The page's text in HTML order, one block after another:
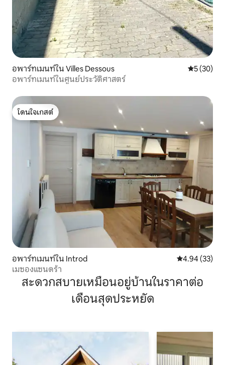
อพาร์ทเมนท์ใน Villes Dessous คะแนนเฉลี่
5 (30)
อพาร์ทเมนท์ในศูนย์ประวัติศาสตร์
โดนใจเกสต์
โดนใจเกสต์
อพาร์ทเมนท์ใน Introd คะแนนเฉลี่ย
4.94 (33)
เมซองแซนดร้า
สะดวกสบายเหมือนอยู่บ้านในราคาต่อ
เดือนสุดประหยัด